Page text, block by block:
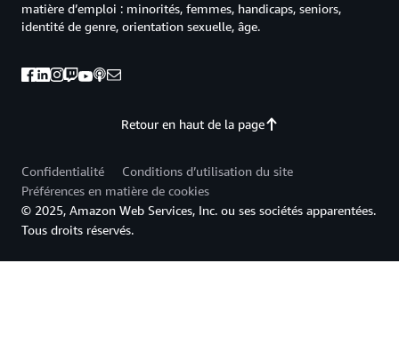
Retour en haut de la page
matière d’emploi : minorités, femmes, handicaps, seniors,
identité de genre, orientation sexuelle, âge.
Confidentialité
Conditions d’utilisation du site
Préférences en matière de cookies
© 2025, Amazon Web Services, Inc. ou ses sociétés apparentées.
Tous droits réservés.